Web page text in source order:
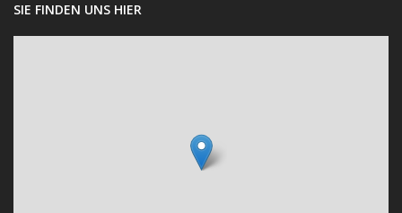
SIE FINDEN UNS HIER